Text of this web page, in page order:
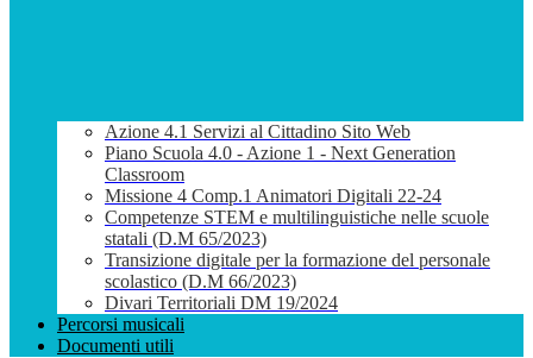
Azione 4.1 Servizi al Cittadino Sito Web
Piano Scuola 4.0 - Azione 1 - Next Generation
Classroom
Missione 4 Comp.1 Animatori Digitali 22-24
Competenze STEM e multilinguistiche nelle scuole
statali (D.M 65/2023)
Transizione digitale per la formazione del personale
scolastico (D.M 66/2023)
Divari Territoriali DM 19/2024
Percorsi musicali
Documenti utili